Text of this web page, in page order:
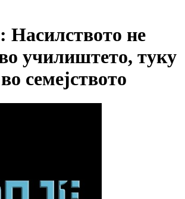
Насилството не
училиштето, туку
семејството